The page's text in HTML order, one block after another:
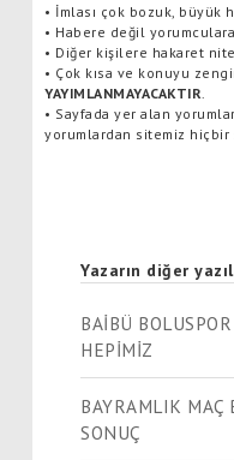
• İmlası çok bozuk, büyük
• Habere değil
• Diğer kişilere hakaret
• Çok kısa ve konuyu
YAYIMLANMAYACAKTIR
• Sayfada yer alan
yorumlardan sitemiz
Yazarın diğer
BAİBÜ
HEPİMİZ
BAYRAMLIK MAÇ
SONUÇ